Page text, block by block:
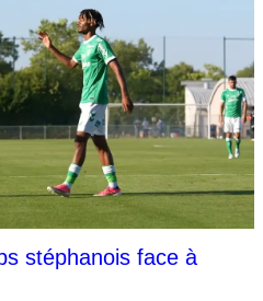
stéphanois face à